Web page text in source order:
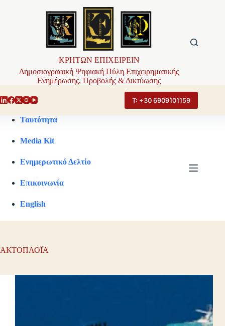
ΚΡΗΤΩΝ ΕΠΙΧΕΙΡΕΙΝ
Δημοσιογραφική Ψηφιακή Πύλη Επιχειρηματικής
Ενημέρωσης, Προβολής & Δικτύωσης
Τ: +30 6909101159
Ταυτότητα
Media Kit
Ενημερωτικό Δελτίο
Επικοινωνία
English
ΑΚΤΟΠΛΟΪΑ